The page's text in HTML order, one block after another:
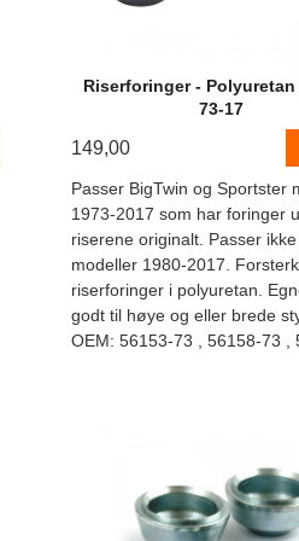
Riserforinger - Polyuretan
73-17
149,00
Passer BigTwin og Sportster
1973-2017 som har foringer
riserene originalt. Passer
modeller 1980-2017.
riserforinger i polyuretan.
godt til høye og eller brede
OEM: 56153-73 , 56158-73 ,